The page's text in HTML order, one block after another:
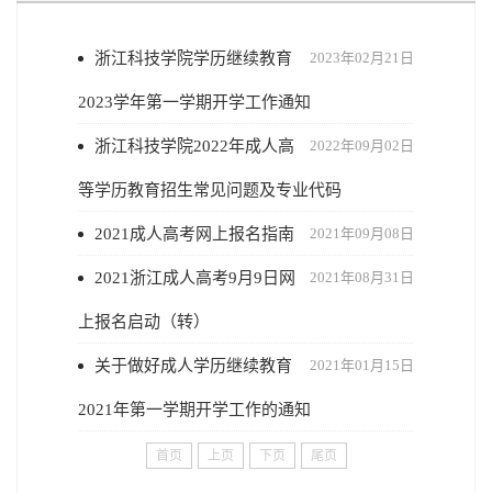
2023年02月21日
浙江科技学院学历继续教育
2023学年第一学期开学工作通知
2022年09月02日
浙江科技学院2022年成人高
等学历教育招生常见问题及专业代码
2021年09月08日
2021成人高考网上报名指南
2021年08月31日
2021浙江成人高考9月9日网
上报名启动（转）
2021年01月15日
关于做好成人学历继续教育
2021年第一学期开学工作的通知
首页 上页 下页 尾页